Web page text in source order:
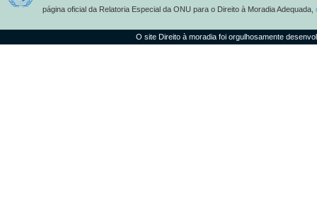
página oficial da Relatoria Especial da ONU para o Direito à Moradia Adequada,
O site Direito à moradia foi orgulhosamente